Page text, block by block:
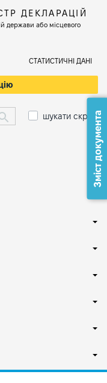
ДЕКЛАРАЦІЙ
держави або місцевого
СТАТИСТИЧНІ ДАНІ
шукати скрізьЗміст документа